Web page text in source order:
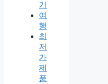
기
여
행
최
저
가
제
품